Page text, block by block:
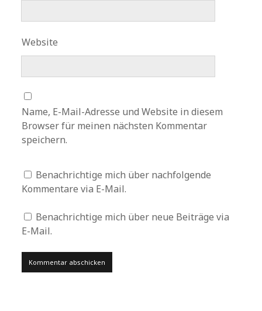
Website
Name, E-Mail-Adresse und Website in diesem
Browser für meinen nächsten Kommentar
speichern.
Benachrichtige mich über nachfolgende
Kommentare via E-Mail.
Benachrichtige mich über neue Beiträge via
E-Mail.